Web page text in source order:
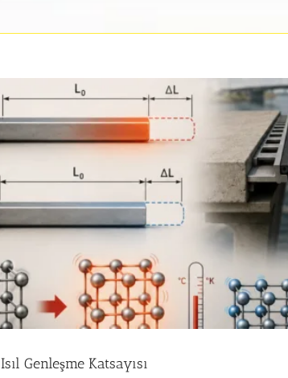
Isıl Genleşme Katsayısı